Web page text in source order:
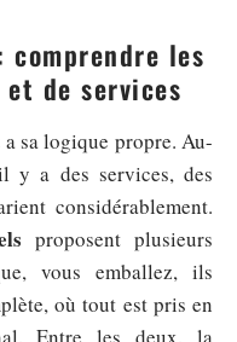
comprendre les
de services
a sa logique propre. Au-
y a des services, des
considérablement.
proposent plusieurs
vous emballez, ils
où tout est pris en
Entre les deux, la